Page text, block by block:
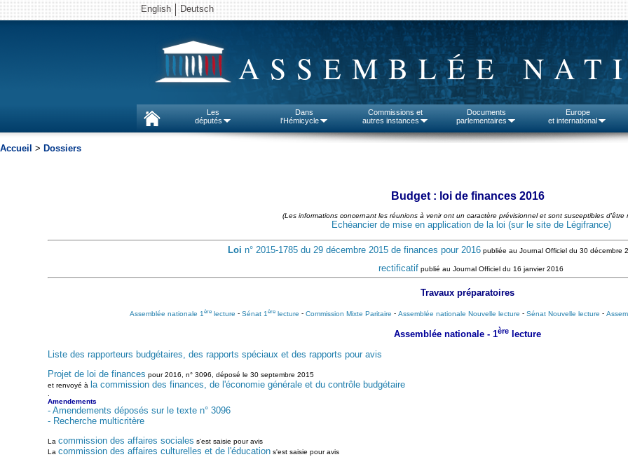
English Deutsch
ASSEMBLÉE
Les
députés
Dans
l'Hémicycle
Commissions et
autres instances
Documents
parlementaires
Europe
et international
Accueil > Dossiers
Budget : loi de finances 2016
(Les informations concernant les réunions à venir ont un caractère prévisionnel et sont susceptibles d'être
Echéancier de mise en application de la loi (sur le site de Légifrance)
Loi n° 2015-1785 du 29 décembre 2015 de finances pour 2016publiée au Journal Officiel du 30 décembre
rectificatif publié au Journal Officiel du 16 janvier 2016
Travaux préparatoires
Assemblée nationale 1 ère lecture - Sénat 1 ère lecture - Commission Mixte Paritaire - Assemblée nationale Nouvelle lecture - Sénat Nouvelle lecture -
Assemblée nationale - 1ère
lecture
Liste des rapporteurs budgétaires, des rapports spéciaux et des rapports pour avis
Projet de loi de finances pour 2016, n° 3096, déposé le 30 septembre 2015
et renvoyé à
la commission des finances, de l'économie générale et du contrôle budgétaire
Amendements
- Amendements déposés sur le texte n° 3096
- Recherche multicritère
La commission des affaires sociales s'est saisie pour avis
La commission des affaires culturelles et de l'éducations'est saisie pour avis